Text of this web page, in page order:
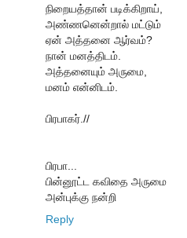
நிறையத்தான் படிக்கிறாய்,
அண்ணனென்றால் மட்டும்
ஏன் அத்தனை ஆர்வம்?
நான் மனத்திடம்.
அத்தனையும் அருமை,
மனம் என்னிடம்.
பிரபாகர்.//
பிரபா...
பின்னூட்ட கவிதை அருமை
அன்புக்கு நன்றி
Reply